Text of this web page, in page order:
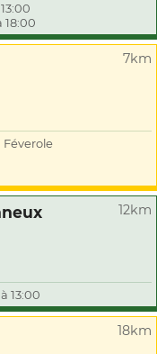
18:00
7km
Féverole
12km
13:00
18km